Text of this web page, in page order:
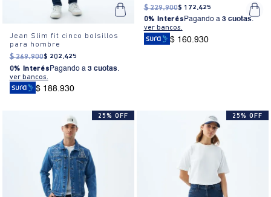
Jean Slim fit cinco bolsillos
para hombre
$ 269.900$ 202.425
0% Interés Pagando a 3 cuotas.
ver bancos.
$ 188.930
$ 229.900$ 172.425
0% InterésPagando a 3 cuotas.
ver bancos.
$ 160.930
25% OFF 25% OFF